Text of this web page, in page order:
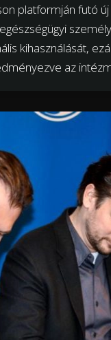
platformján futó
kihasználását,
az